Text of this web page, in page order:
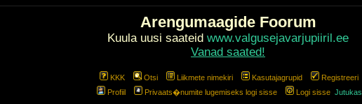
Arengumaagide Foorum
Kuula uusi saateid www.valgusejavarjupiiril.ee
Vanad saated!
KKK Otsi Liikmete nimekiri Kasutajagrupid
Registreeri
Profiil
Privaats�numite lugemiseks logi sisse Logi sisse Jutukas